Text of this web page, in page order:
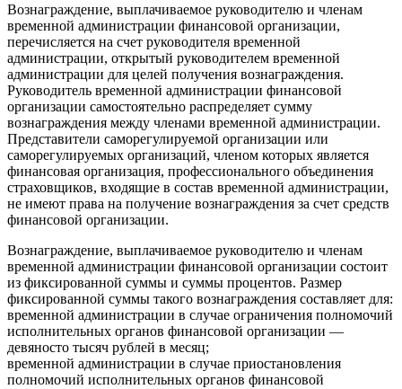
Вознаграждение, выплачиваемое руководителю и членам
временной администрации финансовой организации,
перечисляется на счет руководителя временной
администрации, открытый руководителем временной
администрации для целей получения вознаграждения.
Руководитель временной администрации финансовой
организации самостоятельно распределяет сумму
вознаграждения между членами временной администрации.
Представители саморегулируемой организации или
саморегулируемых организаций, членом которых является
финансовая организация, профессионального объединения
страховщиков, входящие в состав временной администрации,
не имеют права на получение вознаграждения за счет средств
финансовой организации.
Вознаграждение, выплачиваемое руководителю и членам
временной администрации финансовой организации состоит
из фиксированной суммы и суммы процентов. Размер
фиксированной суммы такого вознаграждения составляет для:
временной администрации в случае ограничения полномочий
исполнительных органов финансовой организации —
девяносто тысяч рублей в месяц;
временной администрации в случае приостановления
полномочий исполнительных органов финансовой